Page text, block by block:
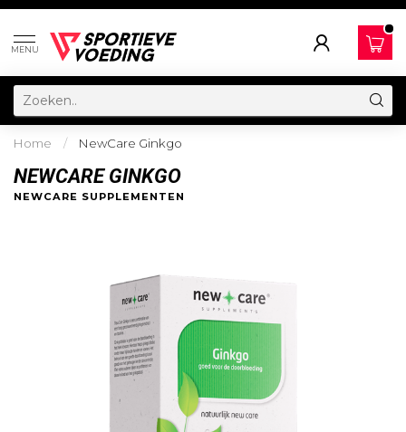
MENU
Home / NewCare Ginkgo
NEWCARE GINKGO
NEWCARE SUPPLEMENTEN